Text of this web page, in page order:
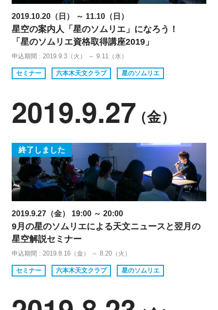
2019.10.20（日） ～ 11.10（日）
星空の案内人「星のソムリエ」になろう！
「星のソムリエ資格取得講座2019」
申込期間 : 2019.9.3（火） ～ 9.11（水）
セミナー 六本木天文クラブ 星のソムリエ
2019.9.27（金）
終了しました
2019.9.27（金） 19:00 ～ 20:00
9月の星のソムリエによる天文ニュースと翌月の
星空解説セミナー
申込期間 : 2019.8.16（金） ～ 8.20（火）
セミナー 六本木天文クラブ 星のソムリエ